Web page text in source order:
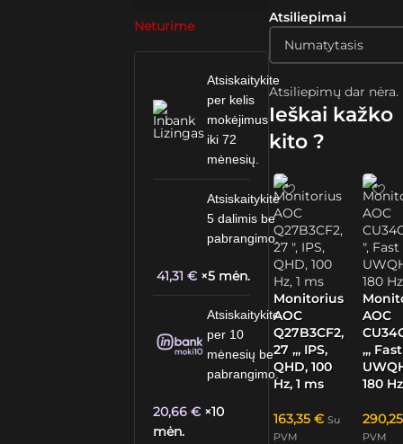
Neturime
Atsiskaitykite
per kelis
mokėjimus
iki 72
mėnesių.
Atsiskaitykite
5 dalimis be
pabrangimo.
41,31 € ×5 mėn.
Atsiskaitykite
per 10
mėnesių be
pabrangimo.
20,66€ ×10
mėn.
Atsiliepimai
Atsiliepimų dar nėra.
Ieškai kažko
kito ?
Monitorius
AOC
Q27B3CF2,
27 „, IPS,
QHD, 100
Hz, 1 ms
163,35 € Su
PVM
AOC
„,
180
PVM